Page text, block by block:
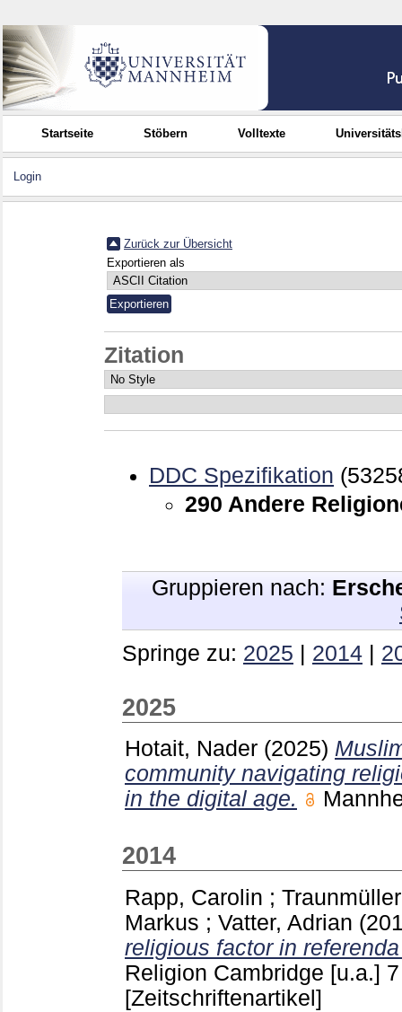
Startseite Stöbern Volltexte
Login
Zurück zur Übersicht
Exportieren als
Zitation
DDC Spezifikation
290 Andere
Gruppieren nach:
Springe zu: 2025 | 2014 |
2025
Hotait, Nader (2025)
community navigating
in the digital age.
2014
Rapp, Carolin ;
Markus ; Vatter, Adrian
religious factor in
Religion Cambridge [u.a.]
[Zeitschriftenartikel]